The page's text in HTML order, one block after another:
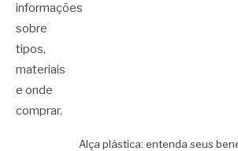
Alça plástica: entenda seus